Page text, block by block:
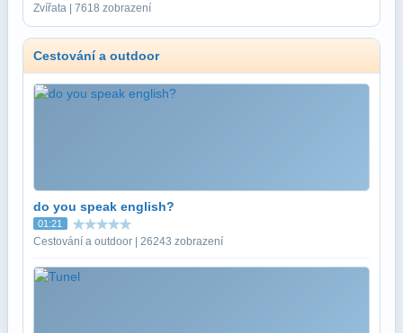
Zvířata | 7618 zobrazení
Cestování a outdoor
do you speak english?
01:21
Cestování a outdoor | 26243 zobrazení